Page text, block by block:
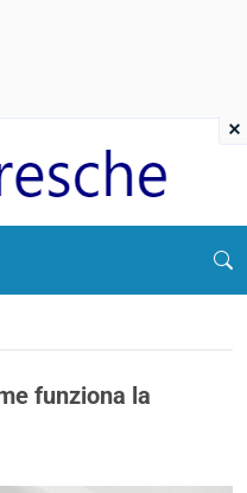
funziona la
×